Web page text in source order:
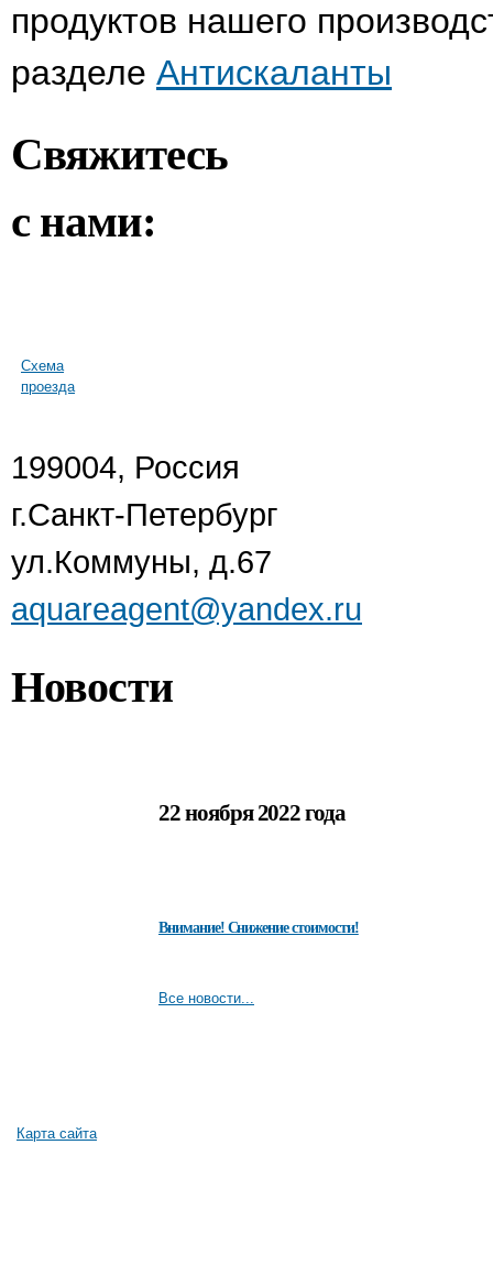
продуктов нашего
разделе Антискаланты
Свяжитесь
с нами:
Схема
проезда
199004, Россия
г.Санкт-Петербург
ул.Коммуны, д.67
aquareagent@yandex.ru
Новости
22 ноября 2022 года
Внимание! Снижение стоимости!
Все новости...
Карта сайта